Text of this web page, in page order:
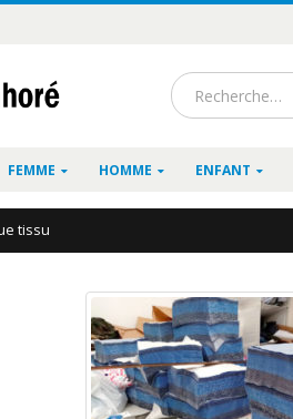
FEMME HOMME ENFANT
tissu